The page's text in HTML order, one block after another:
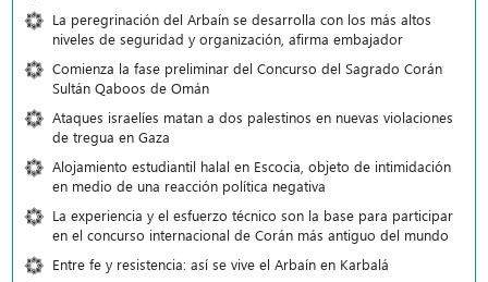
La peregrinación del Arbaín se desarrolla con los más altos
niveles de seguridad y organización, afirma embajador
Comienza la fase preliminar del Concurso del Sagrado Corán
Sultán Qaboos de Omán
Ataques israelíes matan a dos palestinos en nuevas violaciones
de tregua en Gaza
Alojamiento estudiantil halal en Escocia, objeto de intimidación
en medio de una reacción política negativa
La experiencia y el esfuerzo técnico son la base para participar
en el concurso internacional de Corán más antiguo del mundo
Entre fe y resistencia: así se vive el Arbaín en Karbalá